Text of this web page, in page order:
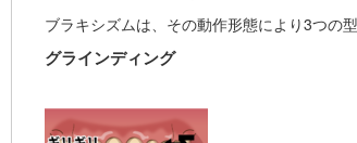
ブラキシズムは、その動作形態により3つの
グラインディング